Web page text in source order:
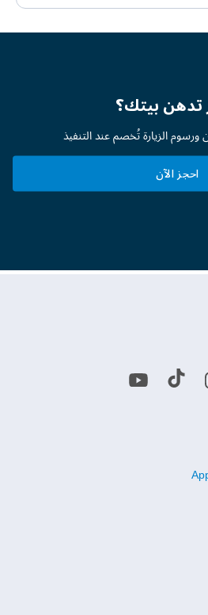
تدهن بيتك؟
ورسوم الزيارة تُخصم عند التنفيذ
احجز الآن